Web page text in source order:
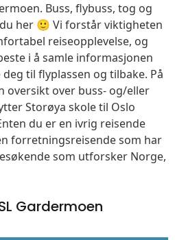
Buss, flybuss, tog og
her 🙂 Vi forstår viktigheten
reiseopplevelse, og
i å samle informasjonen
til flyplassen og tilbake. På
oversikt over buss- og/eller
Storøya skole til Oslo
du er en ivrig reisende
forretningsreisende som har
som utforsker Norge,
Gardermoen